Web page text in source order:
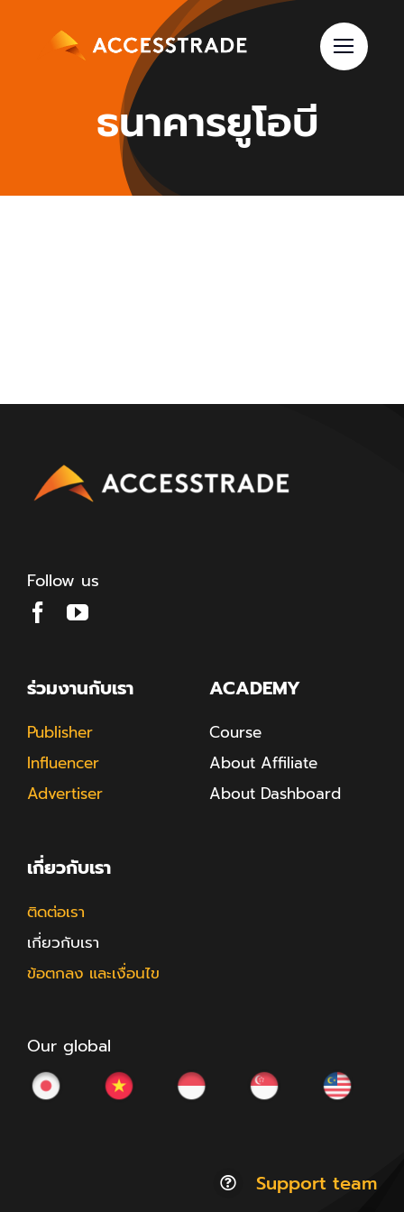
ธนาคารยูโอบี
Follow us
ร่วมงานกับเรา
Publisher
Influencer
Advertiser
ACADEMY
Course
About Affiliate
About Dashboard
เกี่ยวกับเรา
ติดต่อเรา
เกี่ยวกับเรา
ข้อตกลง และเงื่อนไข
Our global
Support team